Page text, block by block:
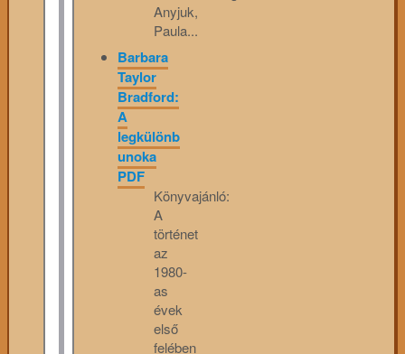
Anyjuk,
Paula...
Barbara
Taylor
Bradford:
A
legkülönb
unoka
PDF
Könyvajánló:
A
történet
az
1980-
as
évek
első
felében